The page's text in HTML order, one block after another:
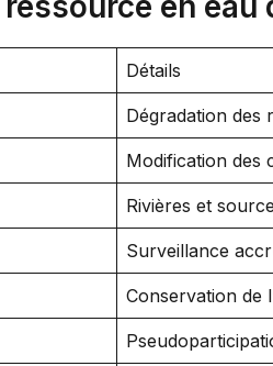
Détails
Dégradation des
Modification des
Rivières et
Surveillance
Conservation de